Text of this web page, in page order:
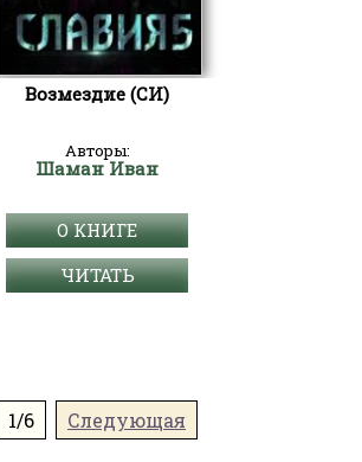
Возмездие (СИ)
Авторы:
Шаман Иван
О КНИГЕ
ЧИТАТЬ
1/6 Следующая